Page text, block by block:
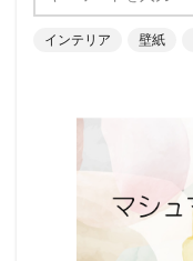
インテリア 壁紙